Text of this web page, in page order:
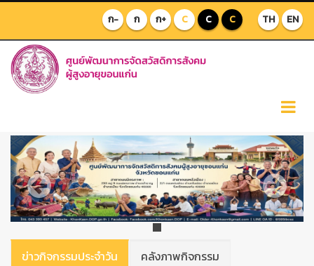
TH EN
ก- ก ก+ C C C
Previous Next
ข่าวกิจกรรมประจำวัน
คลังภาพกิจกรรม